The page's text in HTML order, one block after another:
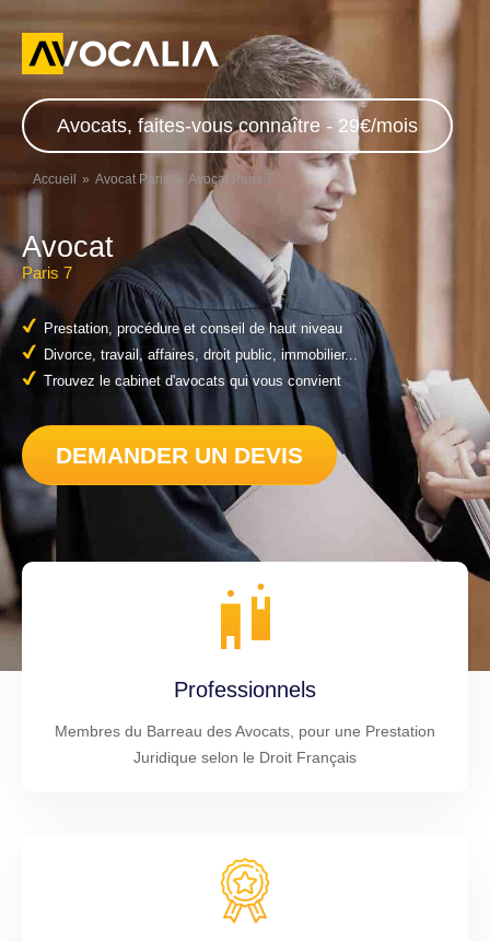
Avocats, faites-vous connaître - 29€/mois
Accueil Avocat Paris Avocat Paris 7
Avocat
Paris 7
Prestation, procédure et conseil de haut niveau
Divorce, travail, affaires, droit public, immobilier...
Trouvez le cabinet d'avocats qui vous convient
DEMANDER UN DEVIS
Professionnels
Membres du Barreau des Avocats, pour une Prestation
Juridique selon le Droit Français